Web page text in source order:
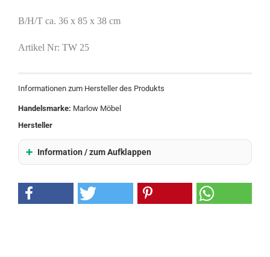
B/H/T ca. 36 x 85 x 38 cm
Artikel Nr: TW 25
Informationen zum Hersteller des Produkts
Handelsmarke: Marlow Möbel
Hersteller
Information / zum Aufklappen